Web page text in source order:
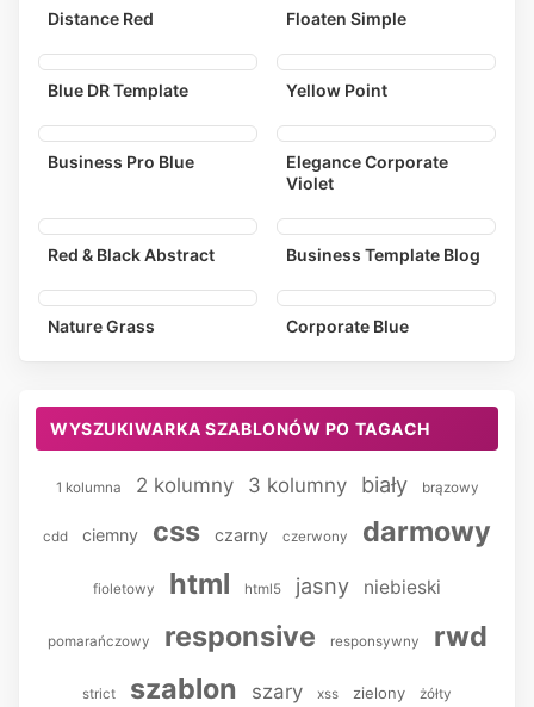
Distance Red Floaten Simple
Blue DR Template Yellow Point
Business Pro Blue
Elegance Corporate
Violet
Red & Black Abstract Business Template Blog
Nature Grass Corporate Blue
WYSZUKIWARKA SZABLONÓW PO TAGACH
1 kolumna 2 kolumny 3 kolumny biały brązowy
cdd ciemny css czarny czerwony darmowy
fioletowy html html5 jasny niebieski
pomarańczowy responsive responsywny rwd
strict szablon szary xss zielony żółty